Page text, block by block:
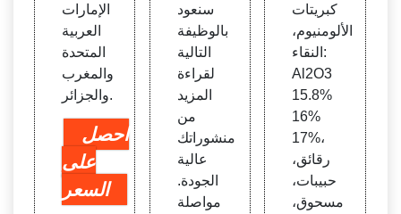
الإمارات
العربية
المتحدة
والمغرب
والجزائر.
احصل
على
السعر
سنعود
بالوظيفة
التالية
لقراءة
المزيد
من
منشوراتك
عالية
الجودة.
مواصلة
كبريتات
الألومنيوم،
النقاء:
Al2O3
15.8%
16%
17%،
رقائق،
حبيبات،
مسحوق،